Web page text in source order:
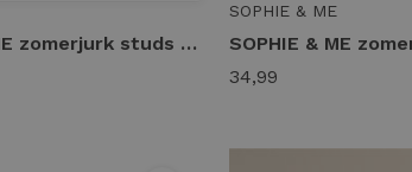
SOPHIE & ME zomerjurk studs Zomerjurkjes groen
SOPHIE & ME
34,99